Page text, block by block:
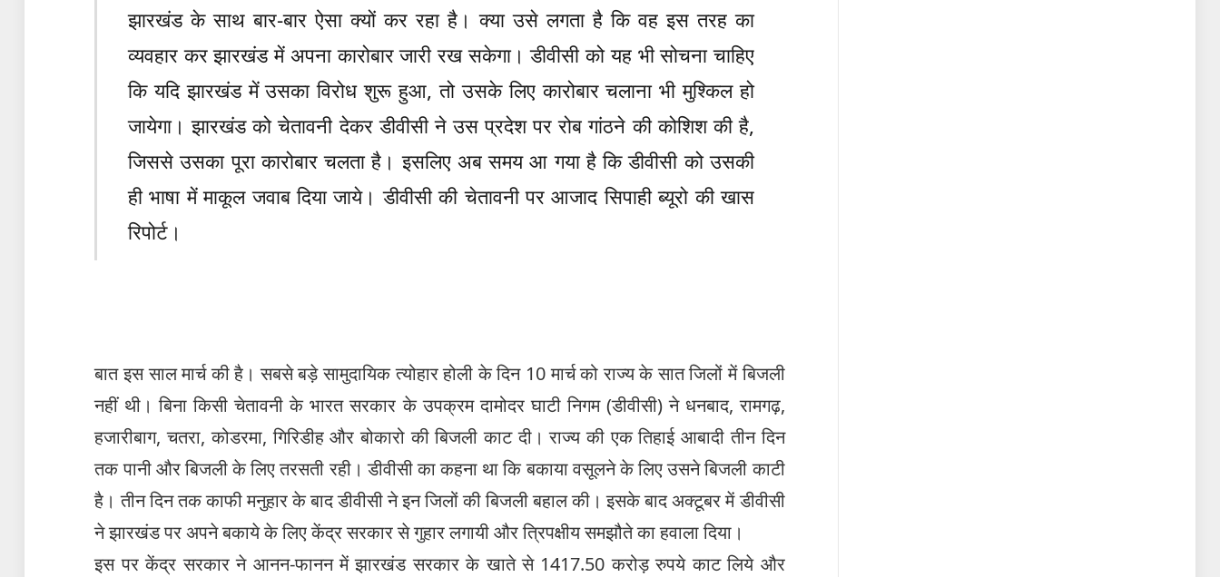
झारखंड के साथ बार-बार ऐसा क्यों कर रहा है। क्या उसे लगता है कि वह इस तरह का
व्यवहार कर झारखंड में अपना कारोबार जारी रख सकेगा। डीवीसी को यह भी सोचना चाहिए
कि यदि झारखंड में उसका विरोध शुरू हुआ, तो उसके लिए कारोबार चलाना भी मुश्किल हो
जायेगा। झारखंड को चेतावनी देकर डीवीसी ने उस प्रदेश पर रोब गांठने की कोशिश की है,
जिससे उसका पूरा कारोबार चलता है। इसलिए अब समय आ गया है कि डीवीसी को उसकी
ही भाषा में माकूल जवाब दिया जाये। डीवीसी की चेतावनी पर आजाद सिपाही ब्यूरो की खास
रिपोर्ट।
बात इस साल मार्च की है। सबसे बड़े सामुदायिक त्योहार होली के दिन 10 मार्च को राज्य के सात जिलों में बिजली
नहीं थी। बिना किसी चेतावनी के भारत सरकार के उपक्रम दामोदर घाटी निगम (डीवीसी) ने धनबाद, रामगढ़,
हजारीबाग, चतरा, कोडरमा, गिरिडीह और बोकारो की बिजली काट दी। राज्य की एक तिहाई आबादी तीन दिन
तक पानी और बिजली के लिए तरसती रही। डीवीसी का कहना था कि बकाया वसूलने के लिए उसने बिजली काटी
है। तीन दिन तक काफी मनुहार के बाद डीवीसी ने इन जिलों की बिजली बहाल की। इसके बाद अक्टूबर में डीवीसी
ने झारखंड पर अपने बकाये के लिए केंद्र सरकार से गुहार लगायी और त्रिपक्षीय समझौते का हवाला दिया।
इस पर केंद्र सरकार ने आनन-फानन में झारखंड सरकार के खाते से 1417.50 करोड़ रुपये काट लिये और